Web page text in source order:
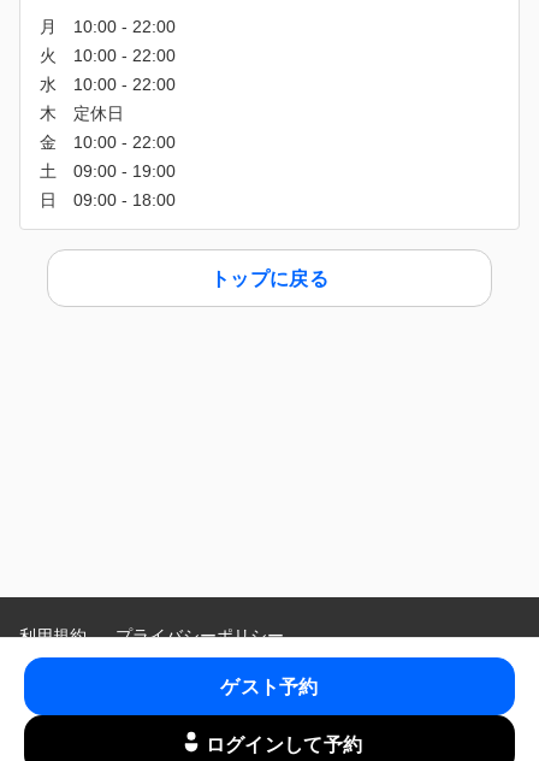
トップに戻る
利用規約
プライバシーポリシー
特定商取引法に基づく表示
Language
ゲスト予約
ログインして予約